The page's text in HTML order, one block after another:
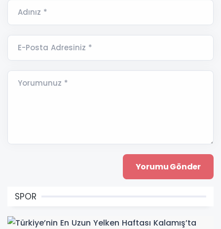
Adınız *
E-Posta Adresiniz *
Yorumunuz *
SPOR